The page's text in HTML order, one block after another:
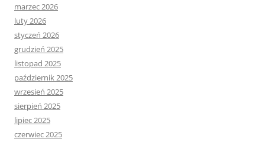
marzec 2026
luty 2026
styczeń 2026
grudzień 2025
listopad 2025
październik 2025
wrzesień 2025
sierpień 2025
lipiec 2025
czerwiec 2025